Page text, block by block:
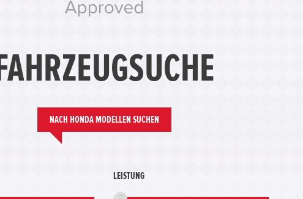
FAHRZEUGSUCHE
NACH HONDA MODELLEN SUCHEN
LEISTUNG